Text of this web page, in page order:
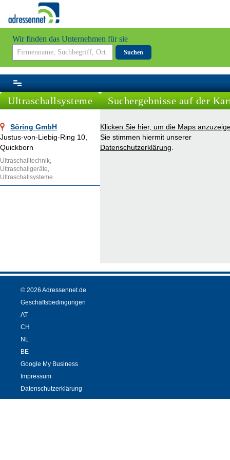
Wir finden das Unternehmen für sie
Suchen
Ultraschallsysteme
Söring GmbH
Justus-von-Liebig-Ring 10,
Quickborn
Ultraschalltechnik,
Ultraschallgeräte,
Ultraschallsysteme
Suchergebnisse auf der
Klicken Sie hier, um die Maps
Sie stimmen hiermit unserer
Datenschutzerklärung
© 2026 Adressennet.de
Geschäftsbedingungen
AT
CH
NL
BE
Google My Business
Impressum
Datenschutzerklärung